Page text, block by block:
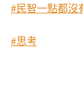
#民智一點都沒
#思考